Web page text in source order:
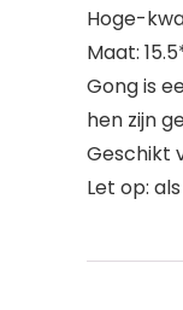
Hoge-
Maat:
Gong is
hen zijn
Geschikt
Let op: